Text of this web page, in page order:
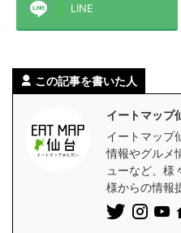
LINE
この記事を書いた人
イートマップ
イートマップ
情報やグルメ
ューなど、様
様からの情報